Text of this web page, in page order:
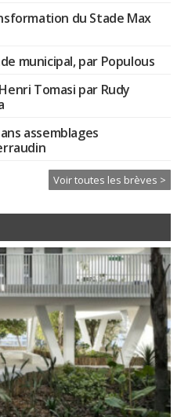
du Stade Max
municipal, par Populous
Tomasi par Rudy
assemblages
Voir toutes les brèves >